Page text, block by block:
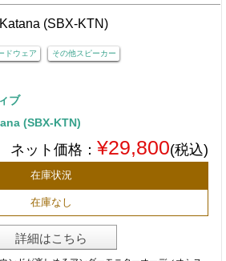
ドウェア その他スピーカー
ブ
(SBX-KTN)
ネット価格： ¥29,800(税込)
在庫状況
在庫なし
詳細はこちら